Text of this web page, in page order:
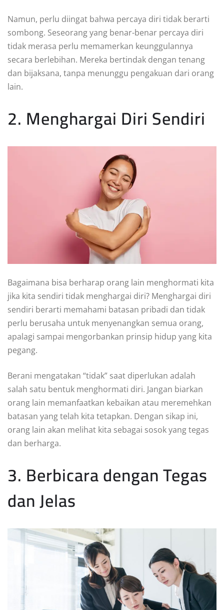
Namun, perlu diingat bahwa percaya diri tidak berarti
sombong. Seseorang yang benar-benar percaya diri
tidak merasa perlu memamerkan keunggulannya
secara berlebihan. Mereka bertindak dengan tenang
dan bijaksana, tanpa menunggu pengakuan dari orang
lain.
2. Menghargai Diri Sendiri
Bagaimana bisa berharap orang lain menghormati kita
jika kita sendiri tidak menghargai diri? Menghargai diri
sendiri berarti memahami batasan pribadi dan tidak
perlu berusaha untuk menyenangkan semua orang,
apalagi sampai mengorbankan prinsip hidup yang kita
pegang.
Berani mengatakan “tidak” saat diperlukan adalah
salah satu bentuk menghormati diri. Jangan biarkan
orang lain memanfaatkan kebaikan atau meremehkan
batasan yang telah kita tetapkan. Dengan sikap ini,
orang lain akan melihat kita sebagai sosok yang tegas
dan berharga.
3. Berbicara dengan Tegas
dan Jelas